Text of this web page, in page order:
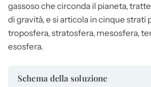
gassoso che circonda il pianeta,
di gravità, e si articola in cinque strati
troposfera, stratosfera, mesosfera,
esosfera.
Schema della soluzione